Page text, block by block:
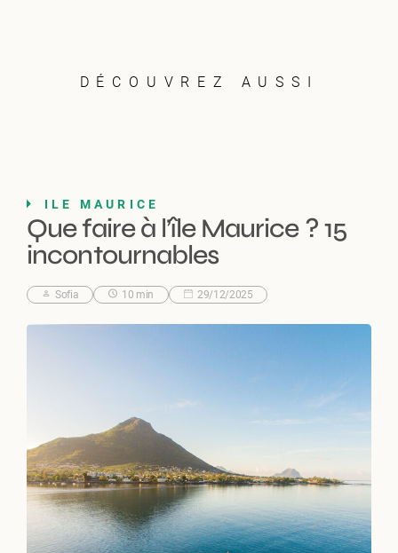
DÉCOUVREZ AUSSI
ILE MAURICE
Que faire à l’île Maurice ? 15
incontournables
Sofia 10 min 29/12/2025